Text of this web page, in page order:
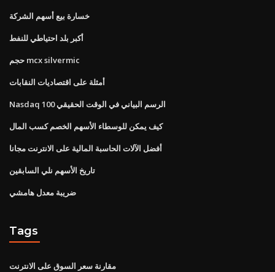
خسارة بيع أسهم الشركة
أكبر بلد احتياطي للنفط
حجم mcx silvermic
أمثلة على اقتصاديات النقابات
Nasdaq 100 الرسم البياني في الوقت الحقيقي
كيف يمكن للوسطاء الأسهم الخصم كسب المال
أفضل الآلات الحاسبة المالية على الانترنت مجانا
تاريخ الأسهم نلي السابقين
ضريبة معدل هامشي
Tags
مقارنة سعر السوق على الانترنت